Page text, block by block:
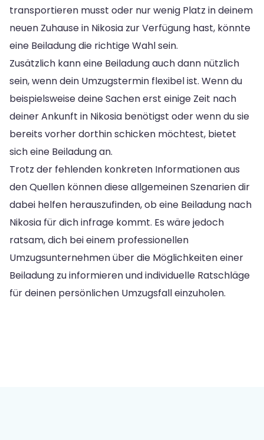
transportieren musst oder nur wenig Platz in deinem
neuen Zuhause in Nikosia zur Verfügung hast, könnte
eine Beiladung die richtige Wahl sein.
Zusätzlich kann eine Beiladung auch dann nützlich
sein, wenn dein Umzugstermin flexibel ist. Wenn du
beispielsweise deine Sachen erst einige Zeit nach
deiner Ankunft in Nikosia benötigst oder wenn du sie
bereits vorher dorthin schicken möchtest, bietet
sich eine Beiladung an.
Trotz der fehlenden konkreten Informationen aus
den Quellen können diese allgemeinen Szenarien dir
dabei helfen herauszufinden, ob eine Beiladung nach
Nikosia für dich infrage kommt. Es wäre jedoch
ratsam, dich bei einem professionellen
Umzugsunternehmen über die Möglichkeiten einer
Beiladung zu informieren und individuelle Ratschläge
für deinen persönlichen Umzugsfall einzuholen.